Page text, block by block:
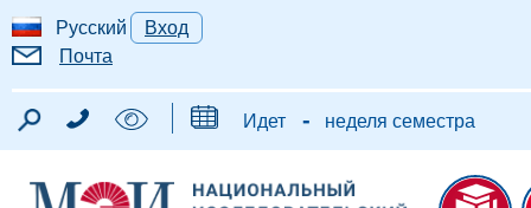
Русский
Вход
Почта
Идет - неделя семестра